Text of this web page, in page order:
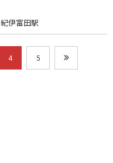
伊富田駅
4 5